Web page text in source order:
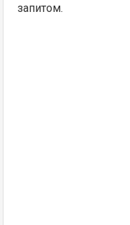
запитом.